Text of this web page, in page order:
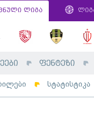
ლიგა
ფენტეზი
სტატისტიკა